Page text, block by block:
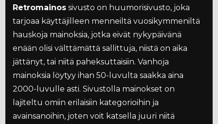
Retromainos sivusto on huumorisivusto, joka
tarjoaa käyttäjilleen menneiltä vuosikymmeniltä
hauskoja mainoksia, jotka eivät nykypäivänä
enään olisi välttämättä sallittuja, niistä on aika
jättänyt, tai niitä paheksuttaisiin. Vanhoja
mainoksia löytyy ihan 50-luvulta saakka aina
2000-luvulle asti. Sivustolla mainokset on
lajiteltu omiin erilaisiin kategorioihin ja
avainsanoihin, joten voit katsella juuri niitä